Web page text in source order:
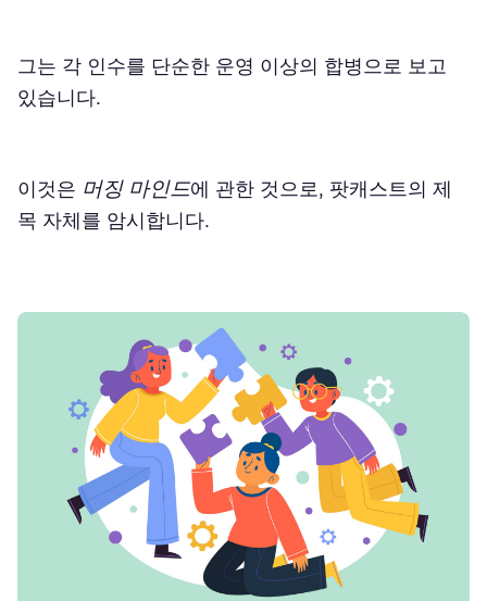
그는 각 인수를 단순한 운영 이상의 합병으로 보고
있습니다.
이것은 머징 마인드에 관한 것으로, 팟캐스트의 제
목 자체를 암시합니다.